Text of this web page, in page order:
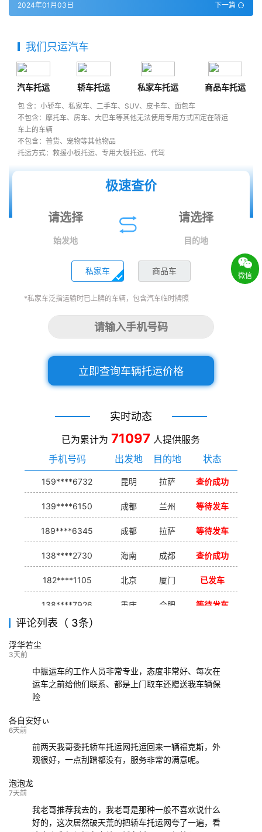
下一篇
2024年01月03日
我们只运汽车
汽车托运 轿车托运 私家车托运 商品车托运
包 含：小轿车、私家车、二手车、SUV、皮卡车、面包车
不包含：摩托车、房车、大巴车等其他无法使用专用方式固定在轿运
车上的车辆
不包含：普货、宠物等其他物品
托运方式：救援小板托运、专用大板托运、代驾
极速查价
始发地 目的地
私家车 商品车
*私家车泛指运输时已上牌的车辆，包含汽车临时牌照
立即查询车辆托运价格
实时动态
已为累计为 71097 人提供服务
手机号码
出发地 目的地 状态
159****6732 昆明 拉萨 查价成功
139****6150 成都 兰州 等待发车
189****6345 成都 拉萨 等待发车
138****2730 海南 成都 查价成功
182****1105 北京 厦门 已发车
138****7926 重庆 合肥 等待发车
139****9233
评论列表（ 3条）
浮华若尘
3天前
中振运车的工作人员非常专业，态度非常好、每次在
运车之前给他们联系、都是上门取车还赠送我车辆保
险
各自安好ぃ
6天前
前两天我哥委托轿车托运网托运回来一辆福克斯，外
观很好，一点刮蹭都没有，服务非常的满意呢。
泡泡龙
7天前
我老哥推荐我去的，我老哥是那种一般不喜欢说什么
好的，这次居然破天荒的把轿车托运网夸了一遍，看
微信